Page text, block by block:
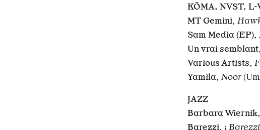
KŌMA, NVST, L-
MT Gemini,
Sam Media (EP),
Un vrai semblant,
Various Artists,
Yamila, Noor
JAZZ
Barbara Wiernik,
Barezzi, ¡